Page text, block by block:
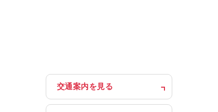
入院・お見舞いのご案内
医師の働き方改革に伴う患者様へのお願い
交通案内を見る